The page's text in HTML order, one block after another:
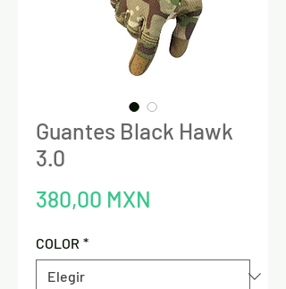
Guantes Black Hawk
3.0
380,00 MXN
COLOR *